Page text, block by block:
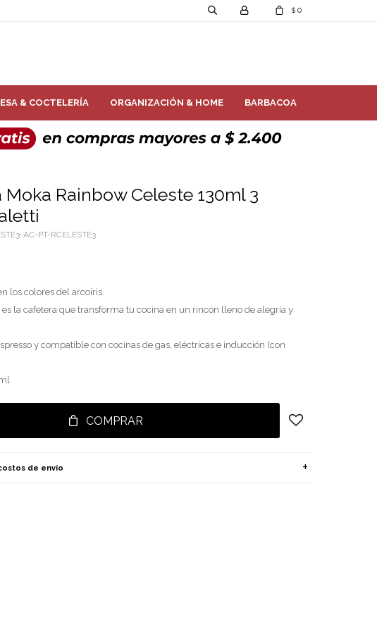
& COCTELERÍA ORGANIZACIÓN & HOME BARBACOA
$ 0
Moka Rainbow Celeste 130ml 3
AC-PT-RCELESTE3
los colores del arcoíris.
la cafetera que transforma tu cocina en un rincón lleno de alegría y
y compatible con cocinas de gas, eléctricas e inducción (con
COMPRAR
de envío